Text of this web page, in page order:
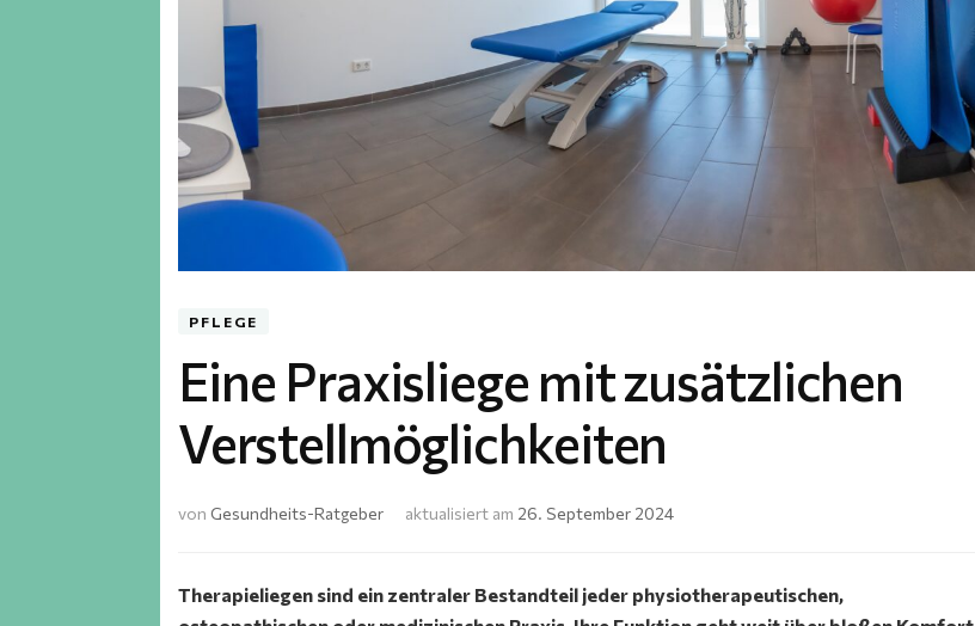
PFLEGE
Eine Praxisliege mit zusätzlichen
Verstellmöglichkeiten
von Gesundheits-Ratgeber aktualisiert am 26. September 2024
Therapieliegen sind ein zentraler Bestandteil jeder physiotherapeutischen,